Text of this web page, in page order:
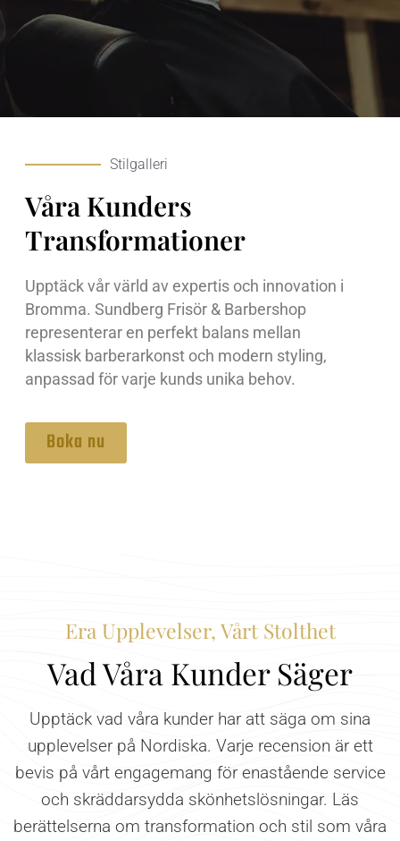
Stilgalleri
Våra Kunders
Transformationer
Upptäck vår värld av expertis och innovation i
Bromma. Sundberg Frisör & Barbershop
representerar en perfekt balans mellan
klassisk barberarkonst och modern styling,
anpassad för varje kunds unika behov.
Boka nu
Era Upplevelser, Vårt Stolthet
Vad Våra Kunder Säger
Upptäck vad våra kunder har att säga om sina
upplevelser på Nordiska. Varje recension är ett
bevis på vårt engagemang för enastående service
och skräddarsydda skönhetslösningar. Läs
berättelserna om transformation och stil som våra